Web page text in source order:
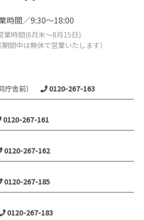
時間／9:30～18:00
業時間(6月末～8月15日)
間中は無休で営業いたします）
舎前）
0120-267-163
0120-267-161
0120-267-162
0120-267-185
0120-267-183